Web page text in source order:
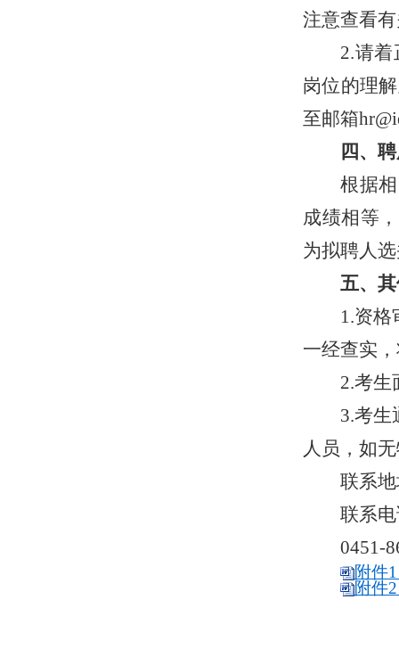
注意查看
2.请
岗位的理
至邮箱
四、
根据
成绩相等
为拟聘人
五、
1.资
一经查实
2.考生
3.考生
人员，如
联系
联系
0451-
附件
附件